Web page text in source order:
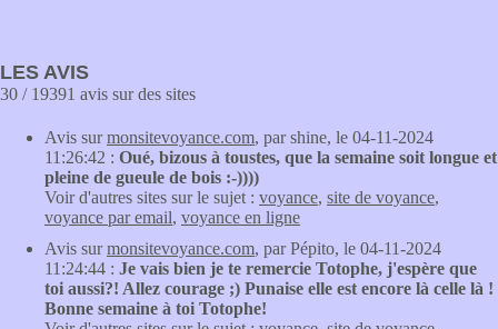
LES AVIS
30 / 19391 avis sur des sites
Avis surmonsitevoyance.com, par shine, le 04-11-2024
11:26:42 : Oué, bizous à toustes, que la semaine soit longue et
pleine de gueule de bois :-))))
Voir d'autres sites sur le sujet : voyance, site de voyance,
voyance par email, voyance en ligne
Avis surmonsitevoyance.com, par Pépito, le 04-11-2024
11:24:44 : Je vais bien je te remercie Totophe, j'espère que
toi aussi?! Allez courage ;) Punaise elle est encore là celle là !
Bonne semaine à toi Totophe!